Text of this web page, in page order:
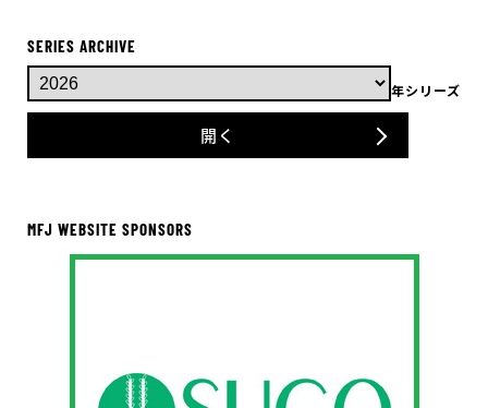
SERIES ARCHIVE
年シリーズ
開く
MFJ WEBSITE SPONSORS